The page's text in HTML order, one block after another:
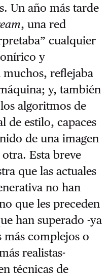
Un año más tarde
, una red
cualquier
y
reflejaba
y, también
algoritmos de
de estilo, capaces
de una imagen
Esta breve
que las actuales
no han
que les preceden
han superado -ya
más complejos o
realistas-
técnicas de